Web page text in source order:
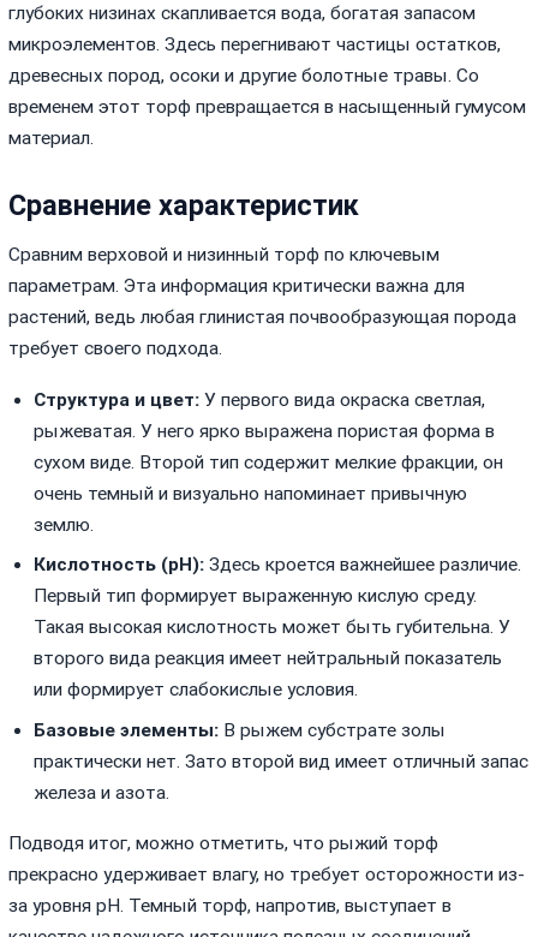
глубоких низинах скапливается вода, богатая запасом
микроэлементов. Здесь перегнивают частицы остатков,
древесных пород, осоки и другие болотные травы. Со
временем этот торф превращается в насыщенный гумусом
материал.
Сравнение характеристик
Сравним верховой и низинный торф по ключевым
параметрам. Эта информация критически важна для
растений, ведь любая глинистая почвообразующая порода
требует своего подхода.
Структура и цвет:У первого вида окраска светлая,
рыжеватая. У него ярко выражена пористая форма в
сухом виде. Второй тип содержит мелкие фракции, он
очень темный и визуально напоминает привычную
землю.
Кислотность (pH):Здесь кроется важнейшее различие.
Первый тип формирует выраженную кислую среду.
Такая высокая кислотность может быть губительна. У
второго вида реакция имеет нейтральный показатель
или формирует слабокислые условия.
Базовые элементы:В рыжем субстрате золы
практически нет. Зато второй вид имеет отличный запас
железа и азота.
Подводя итог, можно отметить, что рыжий торф
прекрасно удерживает влагу, но требует осторожности из-
за уровня pH. Темный торф, напротив, выступает в